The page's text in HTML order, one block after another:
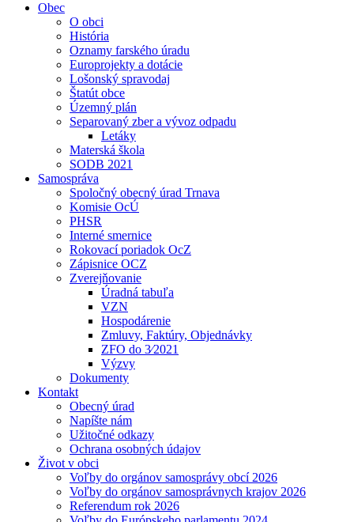
Obec
O obci
História
Oznamy farského úradu
Europrojekty a dotácie
Lošonský spravodaj
Štatút obce
Územný plán
Separovaný zber a vývoz odpadu
Letáky
Materská škola
SODB 2021
Samospráva
Spoločný obecný úrad Trnava
Komisie OcÚ
PHSR
Interné smernice
Rokovací poriadok OcZ
Zápisnice OCZ
Zverejňovanie
Úradná tabuľa
VZN
Hospodárenie
Zmluvy, Faktúry, Objednávky
ZFO do 3⁄2021
Výzvy
Dokumenty
Kontakt
Obecný úrad
Napíšte nám
Užitočné odkazy
Ochrana osobných údajov
Život v obci
Voľby do orgánov samosprávy obcí 2026
Voľby do orgánov samosprávnych krajov 2026
Referendum rok 2026